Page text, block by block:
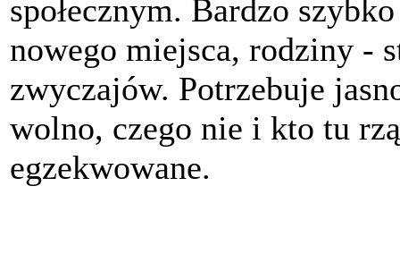
społecznym. Bardzo
nowego miejsca, rodziny -
zwyczajów. Potrzebuje
wolno, czego nie i kto tu
egzekwowane.